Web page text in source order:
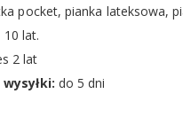
pocket, pianka lateksowa,
lat.
2 lat
wysyłki: do 5 dni